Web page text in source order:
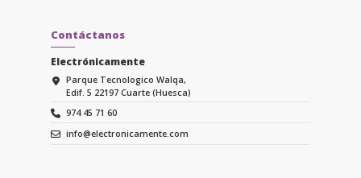
Contáctanos
Electrónicamente
Parque Tecnologico Walqa,
Edif. 5 22197 Cuarte (Huesca)
974 45 71 60
info@electronicamente.com